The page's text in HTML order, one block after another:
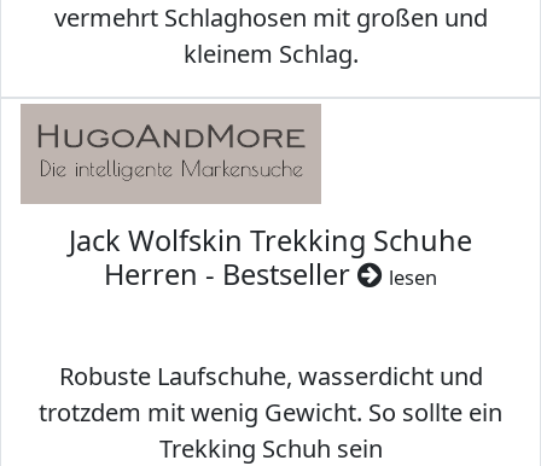
vermehrt Schlaghosen mit großen und
kleinem Schlag.
Jack Wolfskin Trekking Schuhe
Herren - Bestseller
lesen
Robuste Laufschuhe, wasserdicht und
trotzdem mit wenig Gewicht. So sollte ein
Trekking Schuh sein